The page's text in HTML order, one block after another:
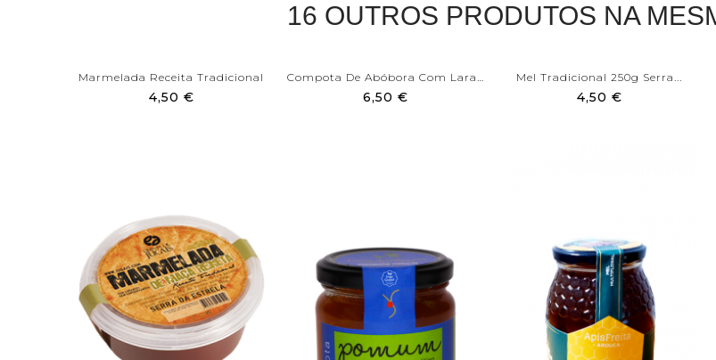
16 OUTROS PRODUTOS NA
Marmelada Receita Tradicional
4,50 €
Compota De Abóbora Com Laranja
6,50 €
Mel Tradicional 250g Serra...
4,50 €